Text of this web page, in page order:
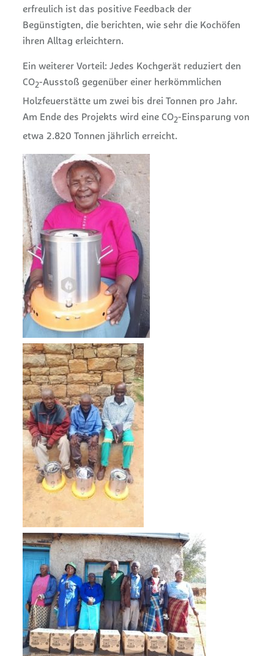
erfreulich ist das positive Feedback der
Begünstigten, die berichten, wie sehr die Kochöfen
ihren Alltag erleichtern.
Ein weiterer Vorteil: Jedes Kochgerät reduziert den
CO2-Ausstoß gegenüber einer herkömmlichen
Holzfeuerstätte um zwei bis drei Tonnen pro Jahr.
Am Ende des Projekts wird eine CO2-Einsparung von
etwa 2.820 Tonnen jährlich erreicht.